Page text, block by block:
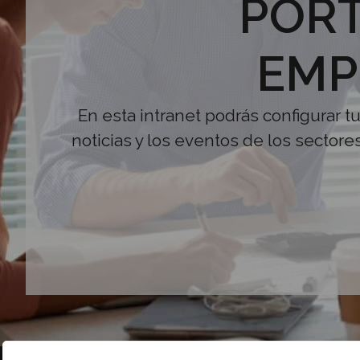
En esta intranet podrás configurar
noticias y los eventos de los